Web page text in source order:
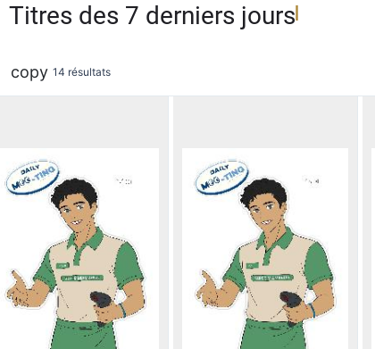
Titres des 7 derniers jours
copy 14 résultats